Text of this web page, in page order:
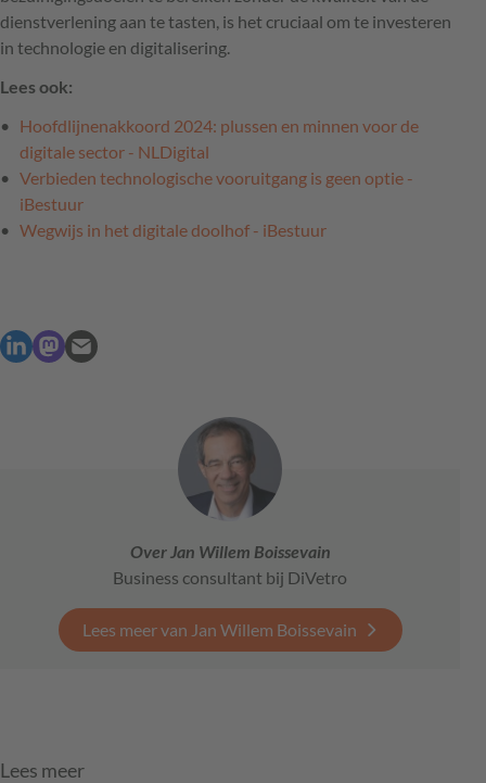
dienstverlening aan te tasten, is het cruciaal om te investeren
in technologie en digitalisering.
Lees ook:
Hoofdlijnenakkoord 2024: plussen en minnen voor de
digitale sector - NLDigital
Verbieden technologische vooruitgang is geen optie -
iBestuur
Wegwijs in het digitale doolhof - iBestuur
Over Jan Willem Boissevain
Business consultant bij DiVetro
Lees meer van Jan Willem Boissevain
Lees meer